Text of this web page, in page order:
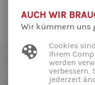
AUCH WIR
Wir kümmern uns
Cookies
Ihrem
werden
verbessern.
jederzeit